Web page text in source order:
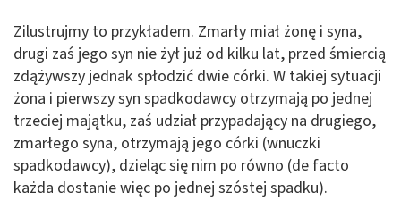
Zilustrujmy to przykładem. Zmarły miał żonę i syna,
drugi zaś jego syn nie żył już od kilku lat, przed śmiercią
zdążywszy jednak spłodzić dwie córki. W takiej sytuacji
żona i pierwszy syn spadkodawcy otrzymają po jednej
trzeciej majątku, zaś udział przypadający na drugiego,
zmarłego syna, otrzymają jego córki (wnuczki
spadkodawcy), dzieląc się nim po równo (de facto
każda dostanie więc po jednej szóstej spadku).